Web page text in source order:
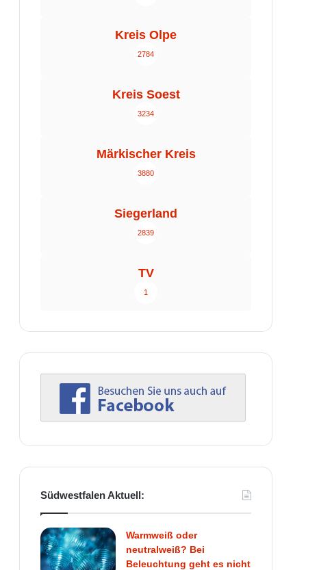
Kreis Olpe
2784
Kreis Soest
3234
Märkischer Kreis
3880
Siegerland
2839
TV
1
Südwestfalen Aktuell:
Warmweiß oder
neutralweiß? Bei
Beleuchtung geht es nicht